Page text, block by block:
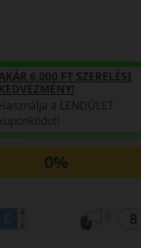
AKÁR 6.000 FT SZERELÉSI
KEDVEZMÉNY!
Használja a LENDÜLET
kuponkódot!
0%